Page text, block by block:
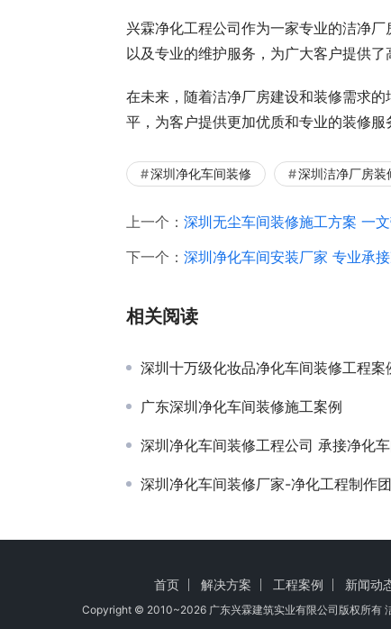
兴霖净化工程公司作为一家专业的洁净
以及专业的维护服务，为广大客户提供了
在未来，随着洁净厂房建设和装修需求
平，为客户提供更加优质和专业的装修服
深圳净化车间装修 深圳洁净厂房装
上一个： 深圳无尘车间装修施工方案 一
下一个： 深圳净化车间安装厂家 专业承
相关阅读
深圳十万级化妆品净化车间装修工程案
广东深圳净化车间装修施工案例
深圳净化车间装修工程公司 承接净化
深圳净化车间装修厂家-净化工程制作
首页 解决方案 工程案例 新闻动
Copyright © 2010~2026 广东兴霖建筑实业有限公司版权所有